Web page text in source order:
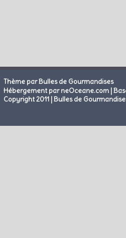
Thème par Bulles de Gourmandises
Hébergement par neOceane.com |
Copyright 2011 | Bulles de